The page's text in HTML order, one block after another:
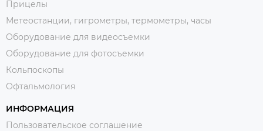
Прицелы
Метеостанции, гигрометры, термометры, часы
Оборудование для видеосъемки
Оборудование для фотосъемки
Кольпоскопы
Офтальмология
ИНФОРМАЦИЯ
Пользовательское соглашение